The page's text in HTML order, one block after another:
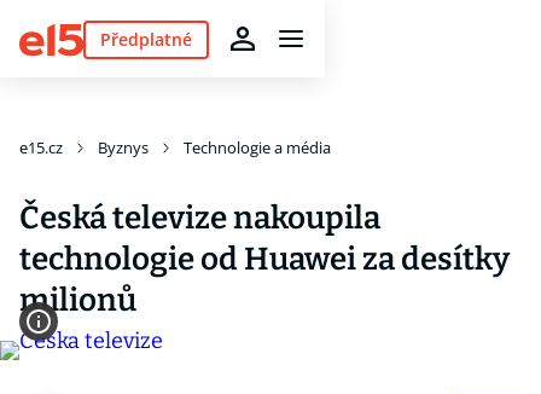
Předplatné
e15.cz Byznys Technologie a média
Česká televize nakoupila
technologie od Huawei za desítky
milionů